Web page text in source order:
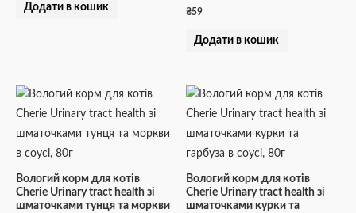
Додати в кошик ₴59
Додати в кошик
Вологий корм для котів
Cherie Urinary tract health зі
шматочками тунця та моркви
Вологий корм для котів
Cherie Urinary tract health зі
шматочками курки та